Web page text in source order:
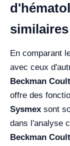
similaires
En comparant
avec ceux
Beckman
offre des
Sysmex sont
dans l'analyse
Beckman